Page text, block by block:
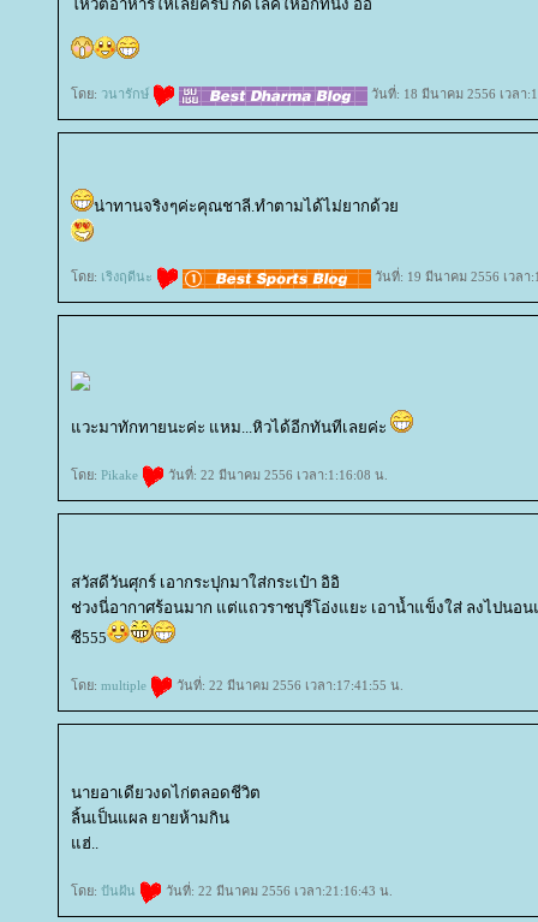
หวตอาหารให้เลยครับ กดไลค์ให้อีกทีนึง อิอิ
ดย: วนารักษ์ วันที่: 18 มีนาคม 2556 เวลา
น่าทานจริงๆค่ะคุณชาลี.ทำตามได้ไม่ยากด้ว
ดย: เริงฤดีนะ วันที่: 19 มีนาคม 2556 เวลา
วะมาทักทายนะค่ะ แหม...หิวได้อีกทันทีเลยค่ะ
ดย: Pikake วันที่: 22 มีนาคม 2556 เวลา:1:16:08 น.
สวัสดีวันศุกร์ เอากระปุกมาใส่กระเป๋า อิอิ
ช่วงนี่อากาศร้อนมาก แต่แถวราชบุรีโอ่งแยะ เอาน้ำแข็งใส่ ลงไปนอ
ซี555
ดย: multiple วันที่: 22 มีนาคม 2556 เวลา:17:41:55 น.
นายอาเดียวงดไก่ตลอดชีวิต
ลิ้นเป็นแผล ยายห้ามกิน
ฮ่..
ดย: ปันฝัน วันที่: 22 มีนาคม 2556 เวลา:21:16:43 น.